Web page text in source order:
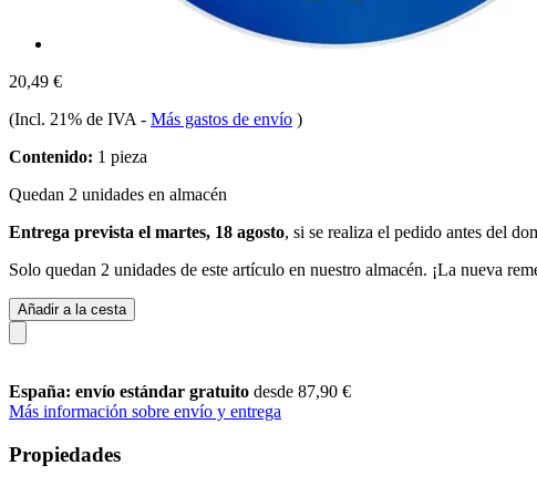
20,49 €
(Incl. 21% de IVA - Más gastos de envío )
Contenido: 1 pieza
Quedan 2 unidades en almacén
Entrega prevista el martes, 18 agosto, si se realiza el pedido antes del
Solo quedan 2 unidades de este artículo en nuestro almacén. ¡La nueva
Añadir a la cesta
España: envío estándar gratuito desde 87,90 €
Más información sobre envío y entrega
Propiedades